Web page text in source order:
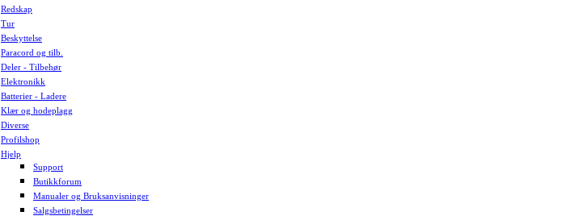
Redskap
Tur
Beskyttelse
Paracord og tilb.
Deler - Tilbehør
Elektronikk
Batterier - Ladere
Klær og hodeplagg
Diverse
Profilshop
Hjelp
Support
Butikkforum
Manualer og Bruksanvisninger
Salgsbetingelser